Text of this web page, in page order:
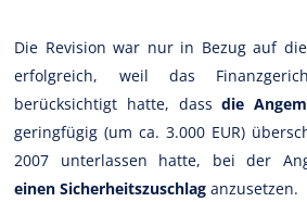
Die Revision war nur in Bezug auf
erfolgreich, weil das
berücksichtigt hatte, dassdie
geringfügig (um ca. 3.000 EUR)
2007 unterlassen hatte, bei der
einen Sicherheitszuschlag anzusetzen.